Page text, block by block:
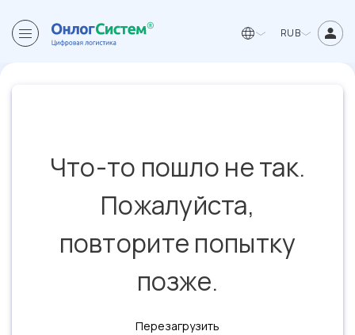
RUB
Что-то пошло не так.
Пожалуйста,
повторите попытку
позже.
Перезагрузить